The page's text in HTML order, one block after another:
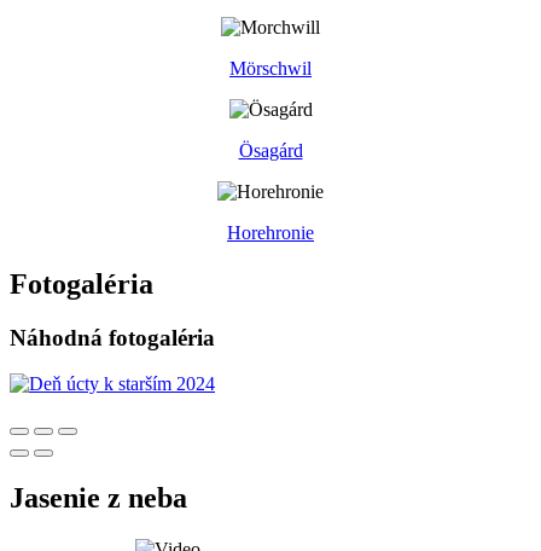
Mörschwil
Ösagárd
Horehronie
Fotogaléria
Náhodná fotogaléria
Jasenie z neba